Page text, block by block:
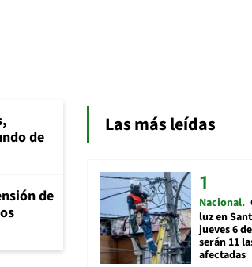
de
de
Las más leídas
Nacional
luz en
jueves 6
serán 11
afectadas